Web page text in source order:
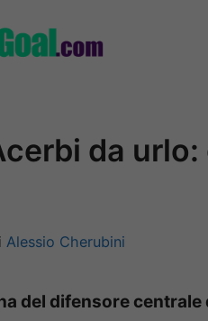
da
Alessio Cherubini
del difensore